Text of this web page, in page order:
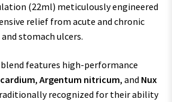
(22ml) meticulously engineered
relief from acute and chronic
stomach ulcers.
features high-performance
, Argentum nitricum, and Nux
recognized for their ability